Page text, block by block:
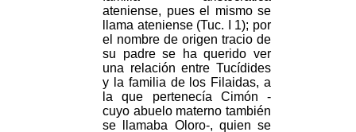
ateniense, pues el mismo se
llama ateniense (Tuc. I 1); por
el nombre de origen tracio de
su padre se ha querido ver
una relación entre Tucídides
y la familia de los Filaidas, a
la que pertenecía Cimón -
cuyo abuelo materno también
se llamaba Oloro-, quien se